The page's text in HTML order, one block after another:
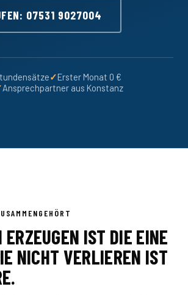
07531 9027004
✓Erster Monat 0 €
Ansprechpartner aus Konstanz
ERZEUGEN IST DIE EINE
NICHT VERLIEREN IST